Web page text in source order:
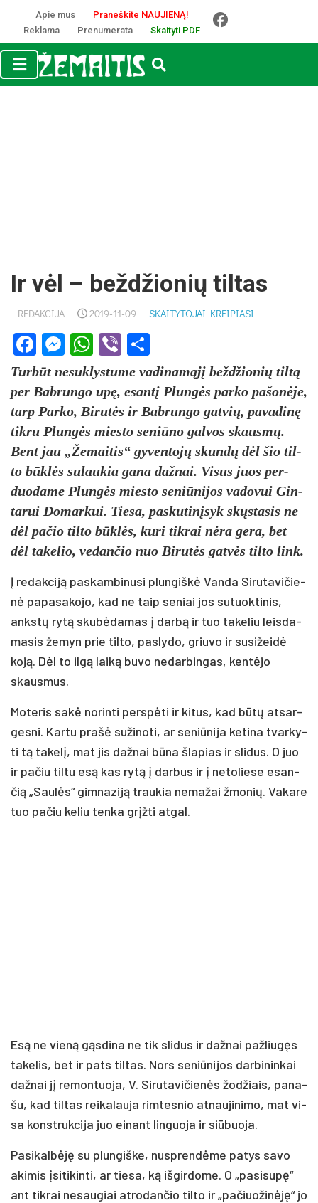
Apie mus
Praneškite NAUJIENĄ!
Reklama
Prenumerata Skaityti PDF
Ir vėl – beždžionių tiltas
REDAKCIJA 2019-11-09 SKAITYTOJAI KREIPIASI
Facebook
Messenger
WhatsApp
Viber
Tur­būt ne­suk­lys­tu­me va­di­na­mą­jį be­ždžio­nių til­tą
per Bab­run­go upę, esan­tį Plun­gės par­ko pa­šo­nė­je,
tarp Par­ko, Bi­ru­tės ir Bab­run­go gat­vių, pa­va­di­nę
tik­ru Plun­gės mies­to se­niū­no gal­vos skaus­mų.
Bent jau „Že­mai­tis“ gy­ven­to­jų skun­dų dėl šio til­
to būk­lės su­lau­kia ga­na daž­nai. Vi­sus juos per­
duo­da­me Plun­gės mies­to se­niū­ni­jos va­do­vui Gin­
ta­rui Do­mar­kui. Tie­sa, pa­sku­ti­nį­syk skųs­ta­sis ne
dėl pa­čio til­to būk­lės, ku­ri tik­rai nė­ra ge­ra, bet
dėl ta­ke­lio, ve­dan­čio nuo Bi­ru­tės gat­vės til­to link.
Į re­dak­ci­ją pa­skam­bi­nu­si plun­giš­kė Van­da Si­ru­ta­vi­čie­
nė pa­pa­sa­ko­jo, kad ne taip se­niai jos su­tuok­ti­nis,
anks­tų ry­tą sku­bė­da­mas į dar­bą ir tuo ta­ke­liu leis­da­
ma­sis že­myn prie til­to, pa­sly­do, griu­vo ir su­si­žei­dė
ko­ją. Dėl to il­gą lai­ką bu­vo ne­dar­bin­gas, ken­tė­jo
skaus­mus.
Mo­te­ris sa­kė no­rin­ti per­spė­ti ir ki­tus, kad bū­tų at­sar­
ges­ni. Kar­tu pra­šė su­ži­no­ti, ar se­niū­ni­ja ke­ti­na tvar­ky­
ti tą ta­ke­lį, mat jis daž­nai bū­na šla­pias ir sli­dus. O juo
ir pa­čiu til­tu esą kas ry­tą į dar­bus ir į ne­to­lie­se esan­
čią „Sau­lės“ gim­na­zi­ją trau­kia ne­ma­žai žmo­nių. Va­ka­re
tuo pa­čiu ke­liu ten­ka grįž­ti at­gal.
Esą ne vie­ną gąs­di­na ne tik sli­dus ir daž­nai pa­žliu­gęs
ta­ke­lis, bet ir pa­ts til­tas. Nors se­niū­ni­jos dar­bi­nin­kai
daž­nai jį re­mon­tuo­ja, V. Si­ru­ta­vi­čie­nės žo­džiais, pa­na­
šu, kad til­tas rei­ka­lau­ja rim­tes­nio at­nau­ji­ni­mo, mat vi­
sa konst­ruk­ci­ja juo ei­nant lin­guo­ja ir siū­buo­ja.
Pa­si­kal­bė­ję su plun­giš­ke, nu­spren­dė­me pa­tys sa­vo
aki­mis įsi­ti­kin­ti, ar tie­sa, ką iš­gir­do­me. O „pa­si­su­pę“
ant tik­rai ne­sau­giai at­ro­dan­čio til­to ir „pa­čiuo­ži­nė­ję“ jo